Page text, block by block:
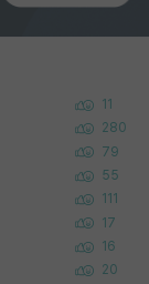
11
280
79
55
111
17
16
20